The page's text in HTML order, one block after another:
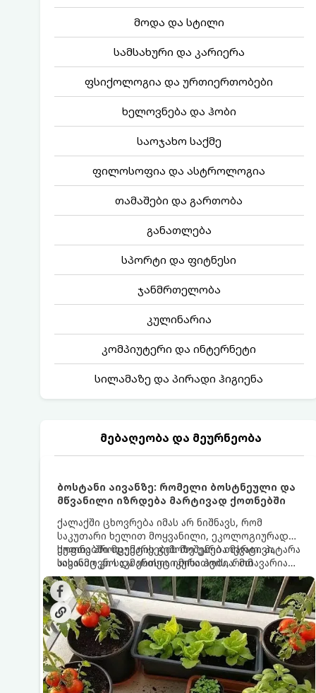
მოდა და სტილი
სამსახური და კარიერა
ფსიქოლოგია და ურთიერთობები
ხელოვნება და ჰობი
საოჯახო საქმე
ფილოსოფია და ასტროლოგია
თამაშები და გართობა
განათლება
სპორტი და ფიტნესი
ჯანმრთელობა
კულინარია
კომპიუტერი და ინტერნეტი
სილამაზე და პირადი ჰიგიენა
მებაღეობა და მეურნეობა
ბოსტანი აივანზე: რომელი ბოსტნეული და
მწვანილი იზრდება მარტივად ქოთნებში
ქალაქში ცხოვრება იმას არ ნიშნავს, რომ
საკუთარი ხელით მოყვანილი, ეკოლოგიურად
სუფთა პროდუქტის გემოზე უარი თქვათ. პატარა
აივანიც კი საკმარისია იმისათვის, რომ
მოიწყოთ მინი-ბოსტანი, საიდანაც
ყოველდღიურად ახალ, არომატულ მწვანილსა
და ბოსტნეულს მოკრეფთ.
ქოთნებში მცენარეების მოშენება მარტივი,
სასიამოვნო და ესთეტიკური ჰობია. მთავარია
იცოდეთ, რომელი კულტურები ეგუებიან
ქოთნის პირობებს ყველაზე კარგად და როგორ
მოუაროთ მათ სწორად.